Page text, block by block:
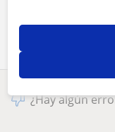
Comparte a
¿Hay algún